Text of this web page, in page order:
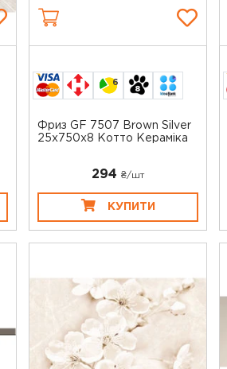
6
Фриз GF 7507 Brown Silver
25x750x8 Котто Кераміка
294 ₴/шт
КУПИТИ